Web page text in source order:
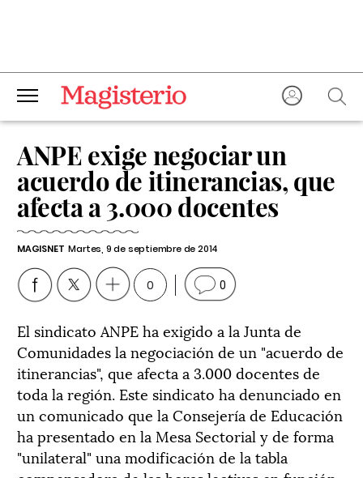
ANPE exige negociar un
acuerdo de itinerancias, que
afecta a 3.000 docentes
MAGISNET Martes, 9 de septiembre de 2014
0 0
El sindicato ANPE ha exigido a la Junta de
Comunidades la negociación de un "acuerdo de
itinerancias", que afecta a 3.000 docentes de
toda la región. Este sindicato ha denunciado en
un comunicado que la Consejería de Educación
ha presentado en la Mesa Sectorial y de forma
"unilateral" una modificación de la tabla